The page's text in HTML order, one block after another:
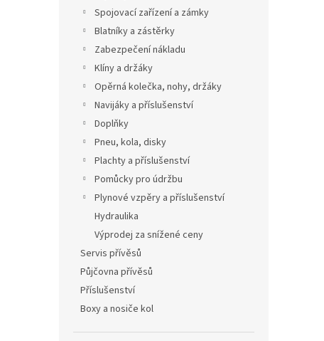
Spojovací zařízení a zámky
Blatníky a zástěrky
Zabezpečení nákladu
Klíny a držáky
Opěrná kolečka, nohy, držáky
Navijáky a příslušenství
Doplňky
Pneu, kola, disky
Plachty a příslušenství
Pomůcky pro údržbu
Plynové vzpěry a příslušenství
Hydraulika
Výprodej za snížené ceny
Servis přívěsů
Půjčovna přívěsů
Příslušenství
Boxy a nosiče kol